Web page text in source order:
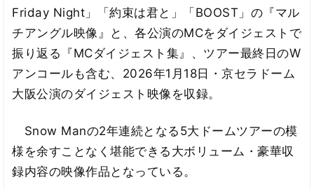
Friday Night」「約束は君と」「BOOST」の『マル
チアングル映像』と、各公演のMCをダイジェストで
振り返る『MCダイジェスト集』、ツアー最終日のW
アンコールも含む、2026年1月18日・京セラドーム
大阪公演のダイジェスト映像を収録。
Snow Manの2年連続となる5大ドームツアーの模
様を余すことなく堪能できる大ボリューム・豪華収
録内容の映像作品となっている。